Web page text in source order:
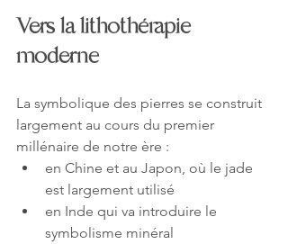
Vers la lithothérapie
moderne
La symbolique des pierres se construit
largement au cours du premier
millénaire de notre ère :
en Chine et au Japon, où le jade
est largement utilisé
en Inde qui va introduire le
symbolisme minéral